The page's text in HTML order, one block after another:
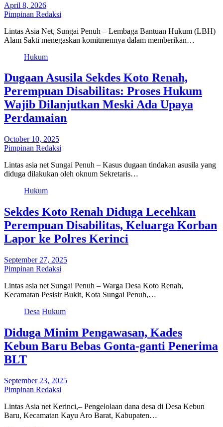
April 8, 2026
Pimpinan Redaksi
Lintas Asia Net, Sungai Penuh – Lembaga Bantuan Hukum (LBH)
Alam Sakti menegaskan komitmennya dalam memberikan…
Hukum
Dugaan Asusila Sekdes Koto Renah,
Perempuan Disabilitas: Proses Hukum
Wajib Dilanjutkan Meski Ada Upaya
Perdamaian
October 10, 2025
Pimpinan Redaksi
Lintas asia net Sungai Penuh – Kasus dugaan tindakan asusila yang
diduga dilakukan oleh oknum Sekretaris…
Hukum
Sekdes Koto Renah Diduga Lecehkan
Perempuan Disabilitas, Keluarga Korban
Lapor ke Polres Kerinci
September 27, 2025
Pimpinan Redaksi
Lintas asia net Sungai Penuh – Warga Desa Koto Renah,
Kecamatan Pesisir Bukit, Kota Sungai Penuh,…
Desa Hukum
Diduga Minim Pengawasan, Kades
Kebun Baru Bebas Gonta-ganti Penerima
BLT
September 23, 2025
Pimpinan Redaksi
Lintas Asia net Kerinci,– Pengelolaan dana desa di Desa Kebun
Baru, Kecamatan Kayu Aro Barat, Kabupaten…